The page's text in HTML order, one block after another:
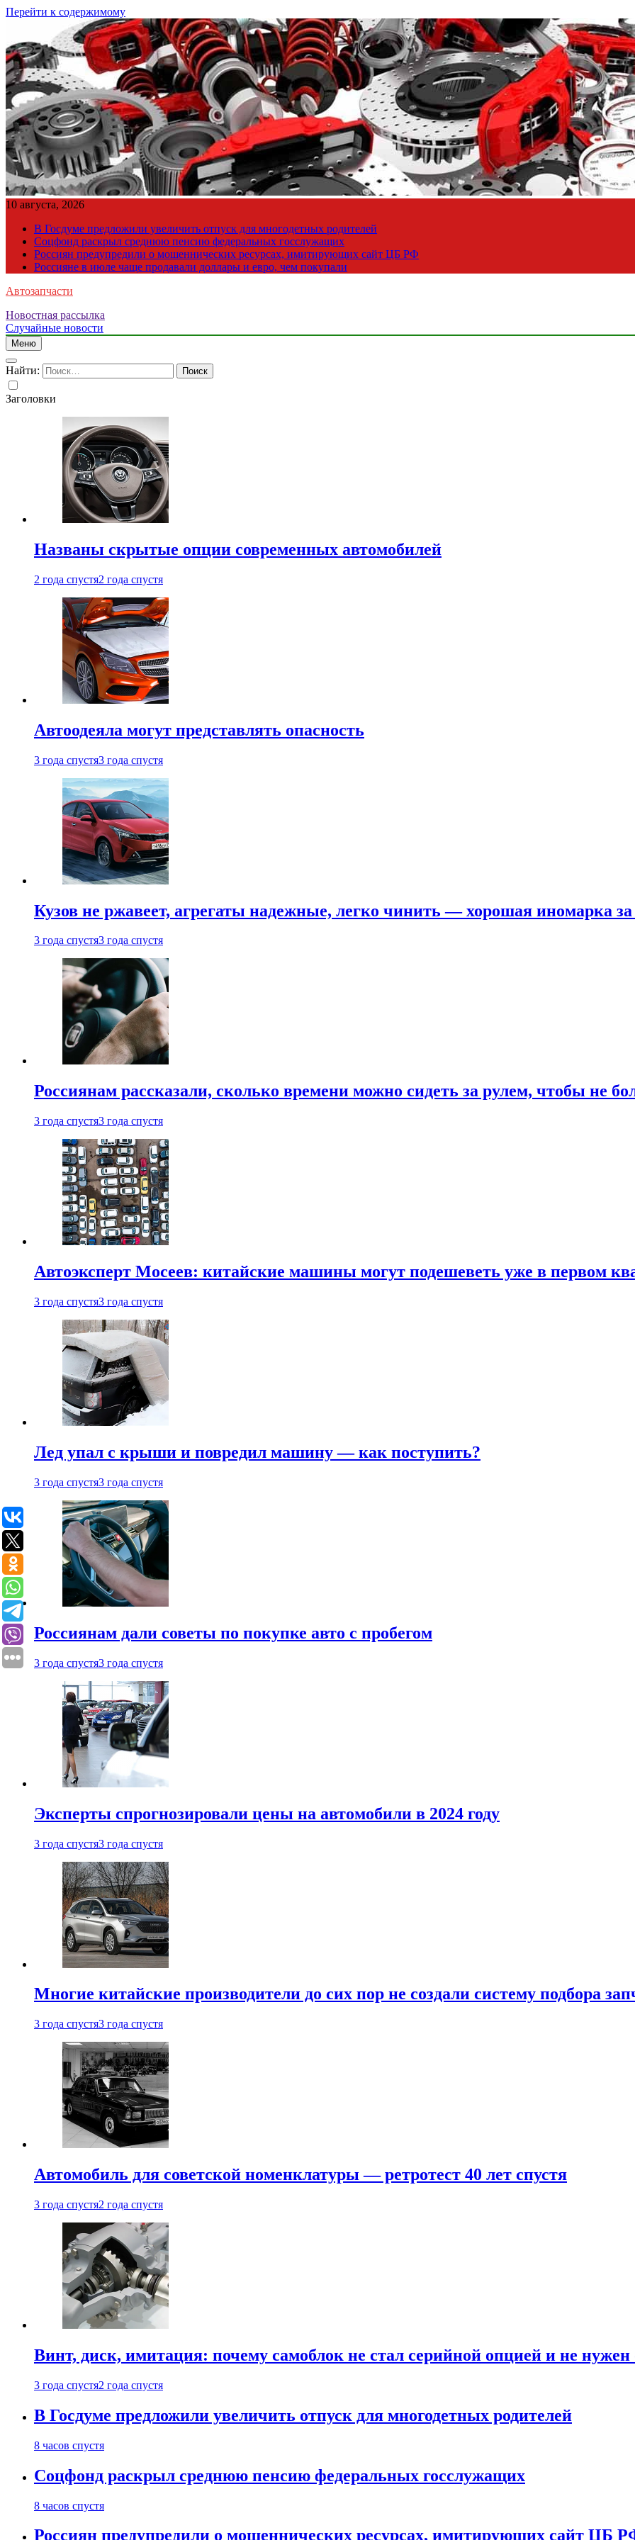
Перейти к содержимому
10 августа, 2026
В Госдуме предложили увеличить отпуск для многодетных родителей
Соцфонд раскрыл среднюю пенсию федеральных госслужащих
Россиян предупредили о мошеннических ресурсах, имитирующих сайт ЦБ РФ
Россияне в июле чаще продавали доллары и евро, чем покупали
Автозапчасти
Новостная рассылка
Случайные новости
Меню
Найти:
Заголовки
Названы скрытые опции современных автомобилей
2 года спустя2 года спустя
Автоодеяла могут представлять опасность
3 года спустя3 года спустя
Кузов не ржавеет, агрегаты надежные, легко чинить — хорошая иномарка за
3 года спустя3 года спустя
Россиянам рассказали, сколько времени можно сидеть за рулем, чтобы не
3 года спустя3 года спустя
Автоэксперт Мосеев: китайские машины могут подешеветь уже в первом
3 года спустя3 года спустя
Лед упал с крыши и повредил машину — как поступить?
3 года спустя3 года спустя
Россиянам дали советы по покупке авто с пробегом
3 года спустя3 года спустя
Эксперты спрогнозировали цены на автомобили в 2024 году
3 года спустя3 года спустя
Многие китайские производители до сих пор не создали систему подбора
3 года спустя3 года спустя
Автомобиль для советской номенклатуры — ретротест 40 лет спустя
3 года спустя2 года спустя
Винт, диск, имитация: почему самоблок не стал серийной опцией и не
3 года спустя2 года спустя
В Госдуме предложили увеличить отпуск для многодетных родителей
8 часов спустя
Соцфонд раскрыл среднюю пенсию федеральных госслужащих
8 часов спустя
Россиян предупредили о мошеннических ресурсах, имитирующих сайт ЦБ